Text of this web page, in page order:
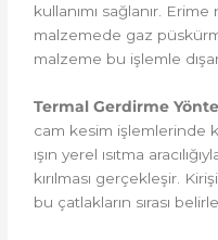
kullanımı sağlanır. Erime
malzemede gaz
malzeme bu işlemle dışarı
Termal Gerdirme
cam kesim işlemlerinde
ışın yerel ısıtma
kırılması gerçekleşir.
bu çatlakların sırası